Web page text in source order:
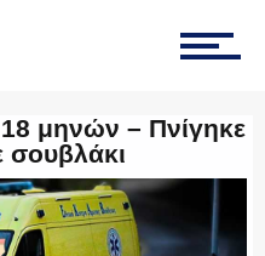
μηνών – Πνίγηκε
σουβλάκι